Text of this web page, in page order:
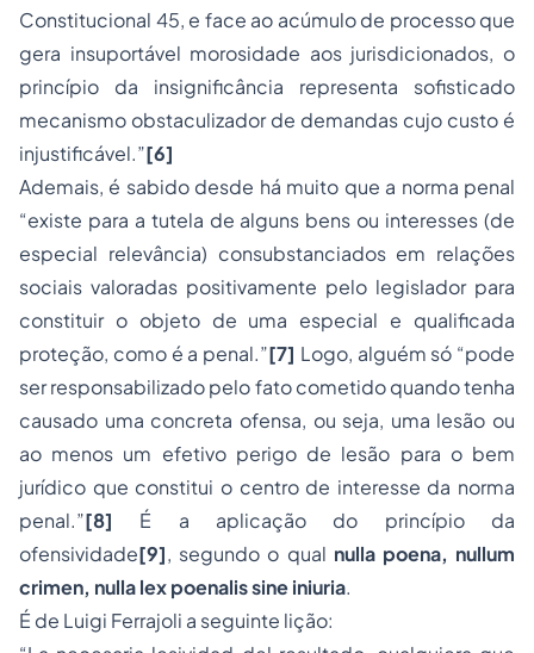
Constitucional 45, e face ao acúmulo de processo que
gera insuportável morosidade aos jurisdicionados, o
princípio da insignificância representa sofisticado
mecanismo obstaculizador de demandas cujo custo é
injustificável.”[6]
Ademais, é sabido desde há muito que a norma penal
“existe para a tutela de alguns bens ou interesses (de
especial relevância) consubstanciados em relações
sociais valoradas positivamente pelo legislador para
constituir o objeto de uma especial e qualificada
proteção, como é a penal.”[7] Logo, alguém só “pode
ser responsabilizado pelo fato cometido quando tenha
causado uma concreta ofensa, ou seja, uma lesão ou
ao menos um efetivo perigo de lesão para o bem
jurídico que constitui o centro de interesse da norma
penal.”[8] É a aplicação do princípio da
ofensividade[9], segundo o qual nulla poena, nullum
crimen, nulla lex poenalis sine iniuria.
É de Luigi Ferrajoli a seguinte lição: